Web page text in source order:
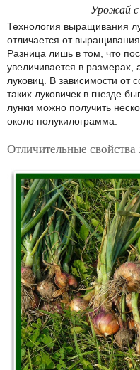
Урожай с
Технология выращивания
отличается от
Разница лишь в том, что
увеличивается в размерах,
луковиц. В зависимости от
таких луковичек в гнезде
лунки можно получить
около полукилограмма.
Отличительные